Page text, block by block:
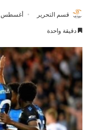
قسم التحرير أغسطس 1, 2020
دقيقة واحدة